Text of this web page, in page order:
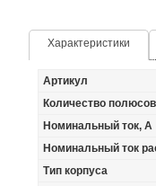
Характеристики
Артикул
Количество полюсов
Номинальный ток, А
Номинальный ток
Тип корпуса